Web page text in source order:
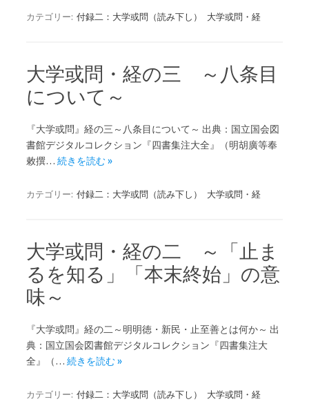
カテゴリー: 付録二：大学或問（読み下し） 大学或問・経
大学或問・経の三 ～八条目
について～
『大学或問』経の三～八条目について～ 出典：国立国会図
書館デジタルコレクション『四書集注大全』（明胡廣等奉
敕撰… 続きを読む »
カテゴリー: 付録二：大学或問（読み下し） 大学或問・経
大学或問・経の二 ～「止ま
るを知る」「本末終始」の意
味～
『大学或問』経の二～明明徳・新民・止至善とは何か～ 出
典：国立国会図書館デジタルコレクション『四書集注大
全』（… 続きを読む »
カテゴリー: 付録二：大学或問（読み下し） 大学或問・経